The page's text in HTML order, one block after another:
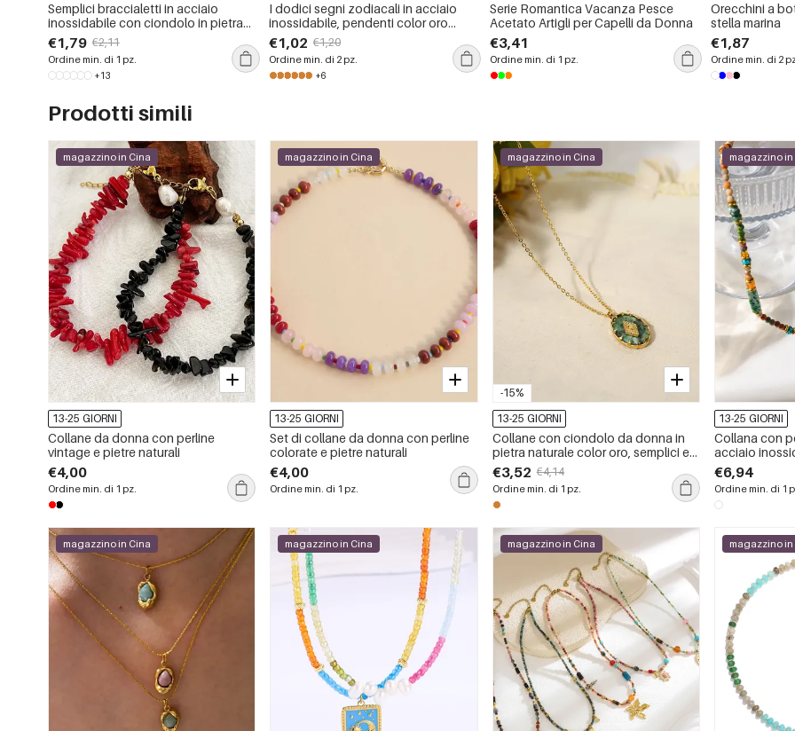
Semplici braccialetti in acciaio
inossidabile con ciondolo in pietra
portafortuna color oro, impermeabili
€1,79 €2,11
Ordine min. di 1 pz.
+13
I dodici segni zodiacali in acciaio
inossidabile, pendenti color oro
impermeabili
€1,02 €1,20
Ordine min. di 2 pz.
+6
Serie Romantica Vacanza Pesce
Acetato Artigli per Capelli da Donna
€3,41
Ordine min. di 1 pz.
Orecchini a
stella marina
€1,87
Ordine min. di 2
Prodotti simili
magazzino in Cina
13-25 GIORNI
Collane da donna con perline
vintage e pietre naturali
€4,00
Ordine min. di 1 pz.
magazzino in Cina
13-25 GIORNI
Set di collane da donna con perline
colorate e pietre naturali
€4,00
Ordine min. di 1 pz.
-15%
magazzino in Cina
13-25 GIORNI
Collane con ciondolo da donna in
pietra naturale color oro, semplici e
impermeabili, in acciaio inossidabile
€3,52 €4,14
Ordine min. di 1 pz.
magazzino in
13-25 GIORNI
Collana con
acciaio
impermeabile
Occhio del
€6,94
Ordine min. di 1
magazzino in Cina magazzino in Cina magazzino in Cina magazzino in